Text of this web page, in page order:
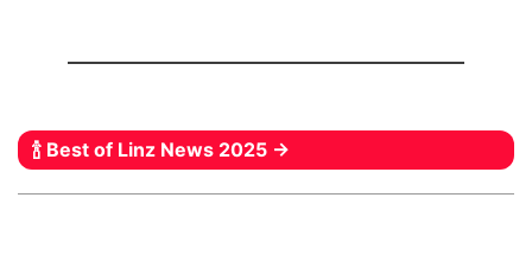
🍾 Best of Linz News 2025 →